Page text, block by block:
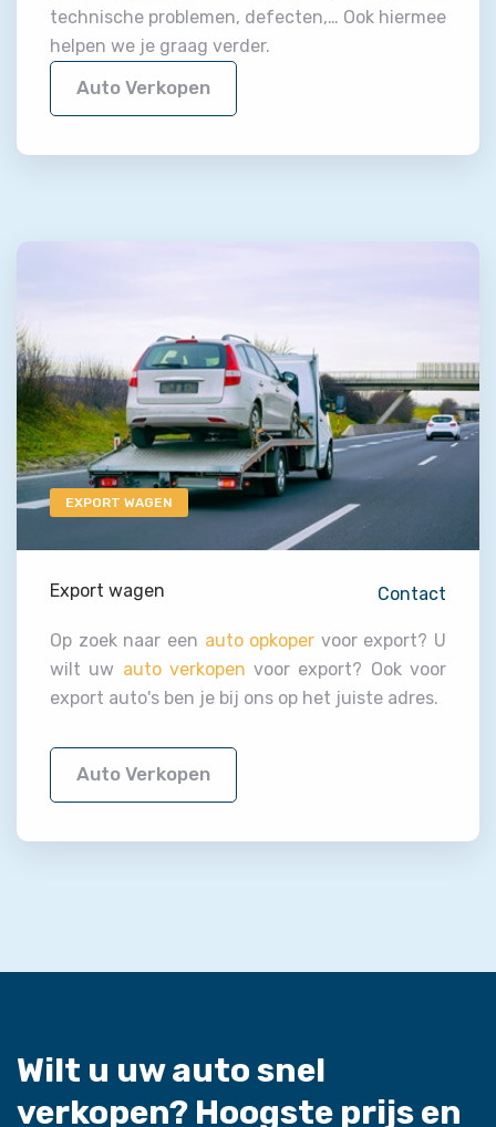
technische problemen, defecten,… Ook hiermee
helpen we je graag verder.
Auto Verkopen
EXPORT WAGEN
Export wagen Contact
Op zoek naar een auto opkoper voor export? U
wilt uw auto verkopen voor export? Ook voor
export auto's ben je bij ons op het juiste adres.
Auto Verkopen
Wilt u uw auto snel
verkopen? Hoogste prijs en